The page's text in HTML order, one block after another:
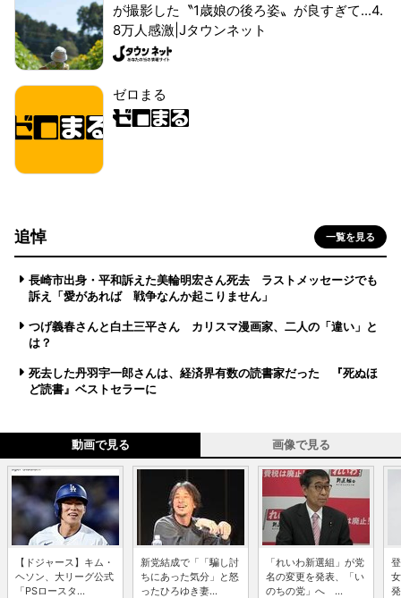
が撮影した〝1歳娘の後ろ姿〟が良すぎて...4.
8万人感激|Jタウンネット
ゼロまる
追悼 一覧を見る
長崎市出身・平和訴えた美輪明宏さん死去 ラストメッセージでも
訴え「愛があれば 戦争なんか起こりません」
つげ義春さんと白土三平さん カリスマ漫画家、二人の「違い」と
は？
死去した丹羽宇一郎さんは、経済界有数の読書家だった 『死ぬほ
ど読書』ベストセラーに
動画で見る 画像で見る
【ドジャース】キム・
ヘソン、大リーグ公式
「PSロースタ...
新党結成で「「騙し討
ちにあった気分」と怒
ったひろゆき妻...
「れいわ新選組」が党
名の変更を発表、「い
のちの党」へ ...